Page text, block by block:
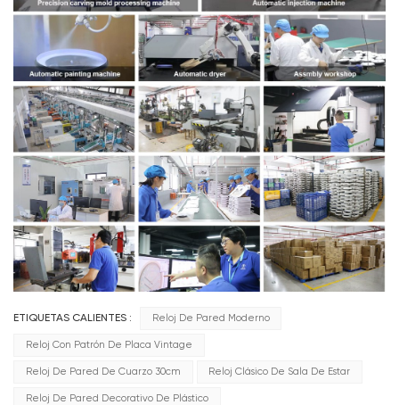
ETIQUETAS CALIENTES : Reloj De Pared Moderno
Reloj Con Patrón De Placa Vintage
Reloj De Pared De Cuarzo 30cm Reloj Clásico De Sala De Estar
Reloj De Pared Decorativo De Plástico